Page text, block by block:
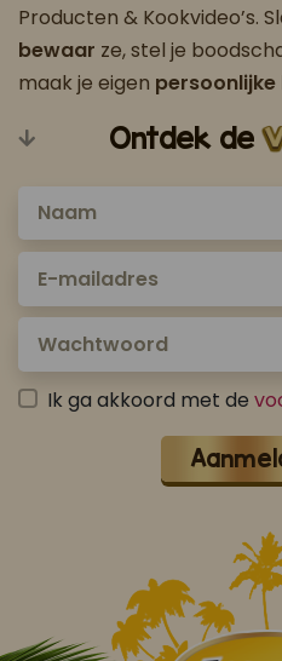
Producten & Kookvideo’s.
bewaar ze, stel je
maak je eigen
Ontdek de
Ik ga akkoord met de